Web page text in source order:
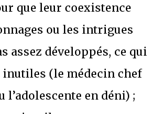
que leur coexistence
ou les intrigues
assez développés, ce qui
inutiles (le médecin chef
l’adolescente en déni) ;